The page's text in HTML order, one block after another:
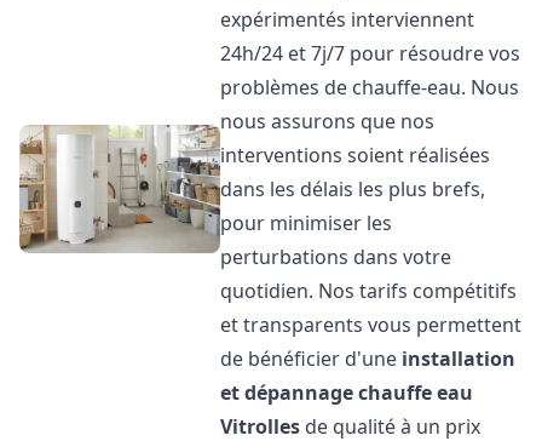
expérimentés interviennent
24h/24 et 7j/7 pour résoudre vos
problèmes de chauffe-eau. Nous
nous assurons que nos
interventions soient réalisées
dans les délais les plus brefs,
pour minimiser les
perturbations dans votre
quotidien. Nos tarifs compétitifs
et transparents vous permettent
de bénéficier d'une installation
et dépannage chauffe eau
Vitrolles de qualité à un prix